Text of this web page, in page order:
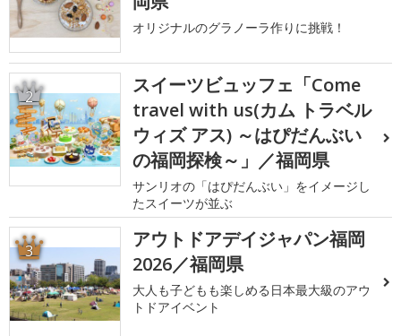
オリジナルのグラノーラ作りに挑戦！
2
スイーツビュッフェ「Come
travel with us(カム トラベル
ウィズ アス) ～はぴだんぶい
の福岡探検～」／福岡県
サンリオの「はぴだんぶい」をイメージし
たスイーツが並ぶ
3
アウトドアデイジャパン福岡
2026／福岡県
大人も子どもも楽しめる日本最大級のアウ
トドアイベント